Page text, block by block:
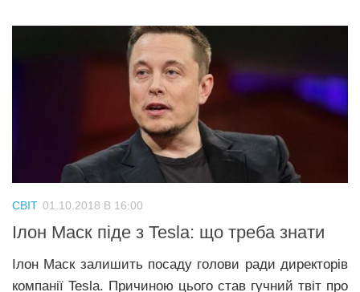
СВІТ 01.10.2018 В 16:00
Ілон Маск піде з Tesla: що треба знати
Ілон Маск залишить посаду голови ради директорів
компанії Tesla. Причиною цього став гучний твіт про